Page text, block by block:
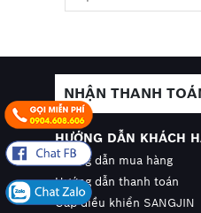
NHẬN THANH
HƯỚNG DẪN KHÁCH
Hướng dẫn mua hàng
Hướng dẫn thanh toán
Cáp điều khiển SANGJIN